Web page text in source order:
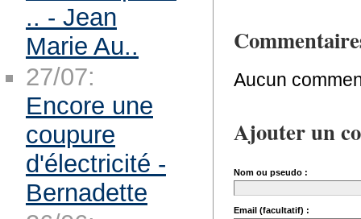
Aucun
Ajouter un
Nom ou pseudo :
Email (facultatif) :
.. - Jean
Marie Au..
27/07:
Encore une
coupure
d'électricité -
Bernadette